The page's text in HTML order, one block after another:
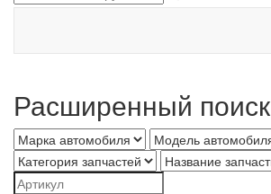
Расширенный поиск